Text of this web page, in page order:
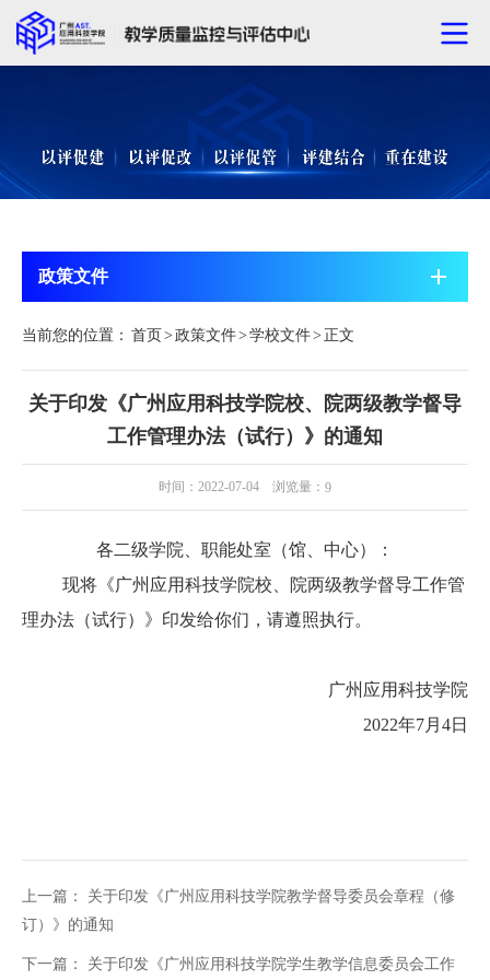
政策文件
当前您的位置： 首页 > 政策文件> 学校文件> 正文
关于印发《广州应用科技学院校、院两级教学督导
工作管理办法（试行）》的通知
时间：2022-07-04 浏览量： 9
各二级学院、职能处室（馆、中心）：
现将《广州应用科技学院校、院两级教学督导工作管
理办法（试行）》印发给你们，请遵照执行。
广州应用科技学院
2022年7月4日
上一篇： 关于印发《广州应用科技学院教学督导委员会章程（修
订）》的通知
下一篇： 关于印发《广州应用科技学院学生教学信息委员会工作